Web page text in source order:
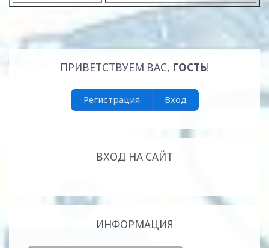
ПРИВЕТСТВУЕМ ВАС, ГОСТЬ!
Регистрация Вход
ВХОД НА САЙТ
ИНФОРМАЦИЯ